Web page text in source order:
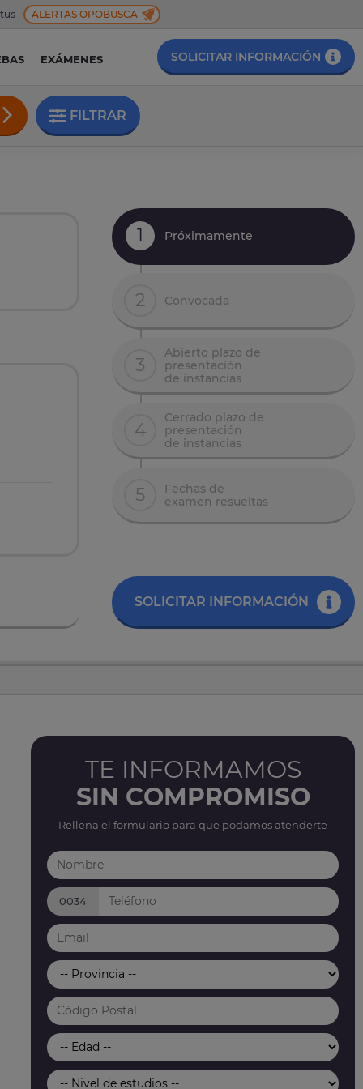
ALERTAS OPOBUSCA
EXÁMENES SOLICITAR INFORMACIÓN
FILTRAR
1 Próximamente
2 Convocada
3
Abierto plazo de
presentación
de instancias
4
Cerrado plazo de
presentación
de instancias
5
Fechas de
examen resueltas
SOLICITAR INFORMACIÓN
TE INFORMAMOS
SIN COMPROMISO
Rellena el formulario para que podamos atenderte
0034